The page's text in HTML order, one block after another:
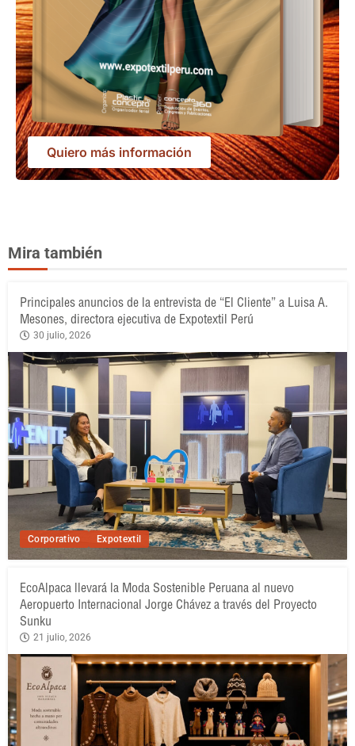
Quiero más información
Mira también
Corporativo Expotextil
Principales anuncios de la entrevista de “El Cliente” a Luisa A.
Mesones, directora ejecutiva de Expotextil Perú
30 julio, 2026
EcoAlpaca llevará la Moda Sostenible Peruana al nuevo
Aeropuerto Internacional Jorge Chávez a través del Proyecto
Sunku
21 julio, 2026